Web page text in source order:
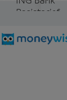
Basistarief
aflosvrij